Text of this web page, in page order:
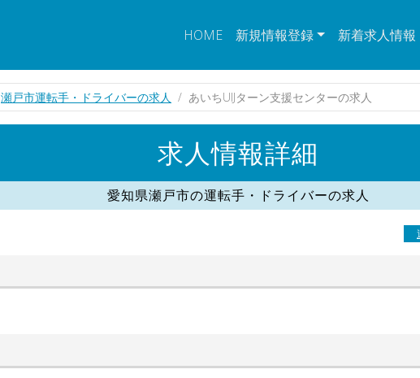
HOME 新規情報登録 新着求人情報
瀬戸市運転手・ドライバーの求人 あいちUIJターン支援センターの求人
求人情報詳細
愛知県瀬戸市の運転手・ドライバーの求人